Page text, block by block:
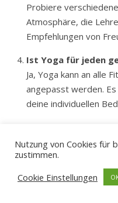
Probiere
Atmosphäre, die
Empfehlungen von
Ist Yoga für jeden
Ja, Yoga kann an alle
angepasst werden.
deine individuellen
Fortschritte können
abhängig von deiner
Regelmäßige Übung
Verbesserungen.
Nutzung von Cookies für
zustimmen.
Cookie Einstellungen